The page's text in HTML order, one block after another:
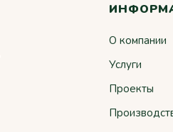
О компании
Услуги
Проекты